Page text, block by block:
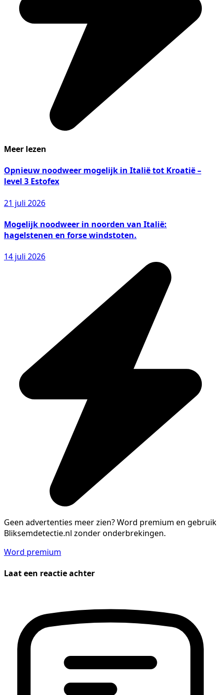
Meer lezen
Opnieuw noodweer mogelijk in Italië tot Kroatië –
level 3 Estofex
21 juli 2026
Mogelijk noodweer in noorden van Italië:
hagelstenen en forse windstoten.
14 juli 2026
Geen advertenties meer zien?Word premium en gebruik
Bliksemdetectie.nl zonder onderbrekingen.
Word premium
Laat een reactie achter